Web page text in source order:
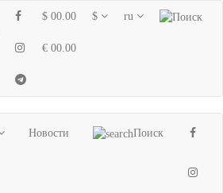
$ 00.00
€ 00.00
$ ru
Новости Поиск